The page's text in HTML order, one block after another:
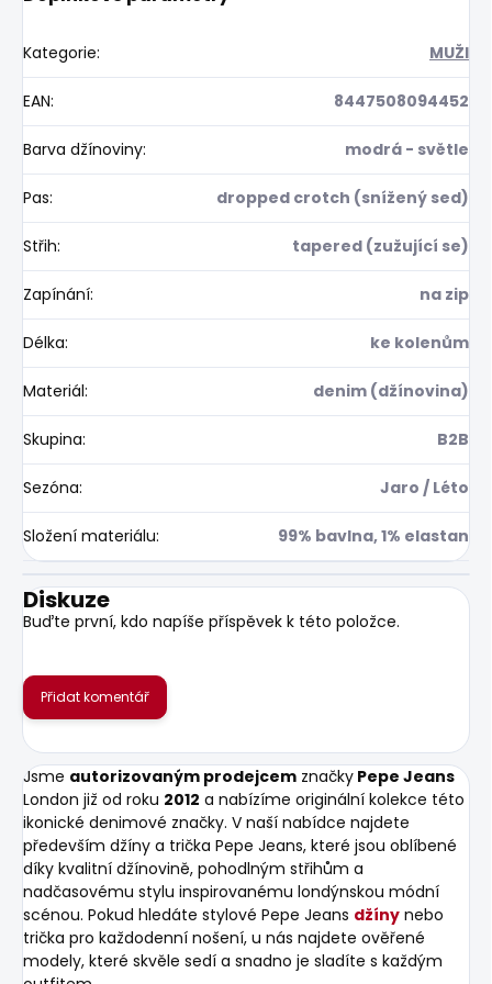
Kategorie: MUŽI
EAN: 8447508094452
Barva džínoviny: modrá - světle
Pas: dropped crotch (snížený sed)
Střih: tapered (zužující se)
Zapínání: na zip
Délka: ke kolenům
Materiál: denim (džínovina)
Skupina: B2B
Sezóna: Jaro / Léto
Složení materiálu: 99% bavlna, 1% elastan
Diskuze
Buďte první, kdo napíše příspěvek k této položce.
Přidat komentář
Jsme autorizovaným prodejcem značky Pepe Jeans
London již od roku 2012 a nabízíme originální kolekce této
ikonické denimové značky. V naší nabídce najdete
především džíny a trička Pepe Jeans, které jsou oblíbené
díky kvalitní džínovině, pohodlným střihům a
nadčasovému stylu inspirovanému londýnskou módní
scénou. Pokud hledáte stylové Pepe Jeans džíny nebo
trička pro každodenní nošení, u nás najdete ověřené
modely, které skvěle sedí a snadno je sladíte s každým